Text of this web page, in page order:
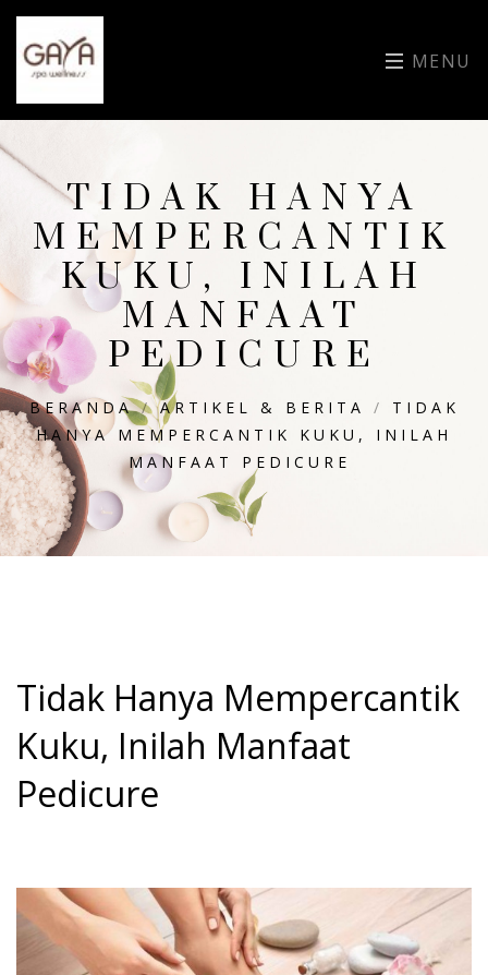
MENU
TIDAK HANYA
MEMPERCANTIK
KUKU, INILAH
MANFAAT
PEDICURE
BERANDA /ARTIKEL & BERITA / TIDAK
HANYA MEMPERCANTIK KUKU, INILAH
MANFAAT PEDICURE
Tidak Hanya Mempercantik
Kuku, Inilah Manfaat
Pedicure